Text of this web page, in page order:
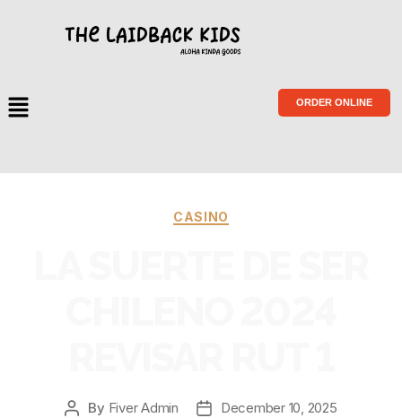
ORDER ONLINE
CASINO
By Fiver Admin December 10, 2025